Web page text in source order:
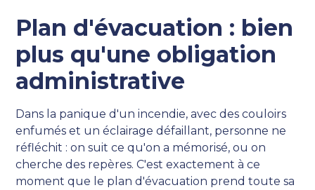
Plan d'évacuation : bien
plus qu'une obligation
administrative
Dans la panique d'un incendie, avec des couloirs
enfumés et un éclairage défaillant, personne ne
réfléchit : on suit ce qu'on a mémorisé, ou on
cherche des repères. C'est exactement à ce
moment que le plan d'évacuation prend toute sa